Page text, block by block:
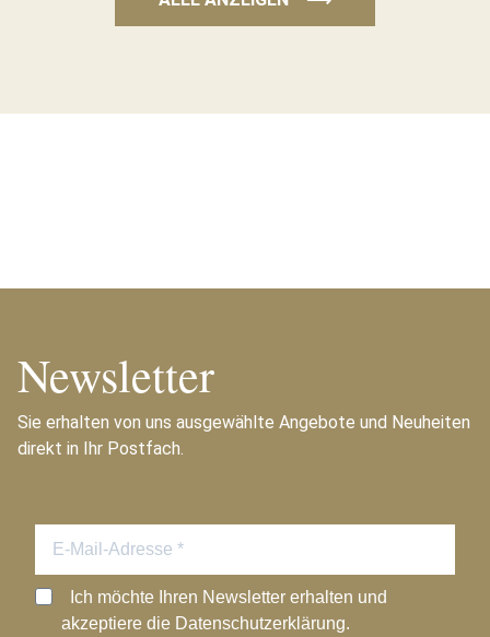
Newsletter
Sie erhalten von uns ausgewählte Angebote und Neuheiten
direkt in Ihr Postfach.
Ich möchte Ihren Newsletter erhalten und
akzeptiere die Datenschutzerklärung.